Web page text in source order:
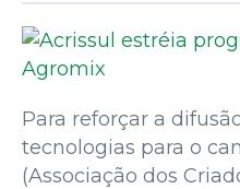
Para reforçar a
tecnologias para o
(Associação dos